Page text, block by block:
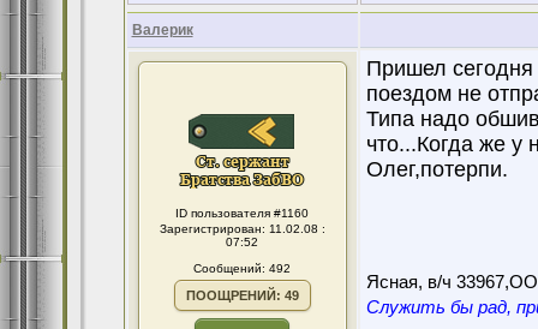
Валерик
ID пользователя #1160
Зарегистрирован: 11.02.08 :
07:52
Сообщений: 492
ПООЩРЕНИЙ: 49
Пришел сегодня
поездом не
Типа надо
что...Когда же у
Олег,потерпи.
Ясная, в/ч
Служить бы рад,